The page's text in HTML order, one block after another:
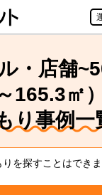
・店舗
165.3㎡
り事例一
を探すことはできま